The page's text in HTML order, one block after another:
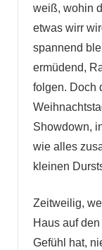
weiß, wohin
etwas wirr
spannend
ermüdend,
folgen. Doch
Showdown,
wie alles
kleinen
Zeitweilig,
Haus auf
Gefühl hat,